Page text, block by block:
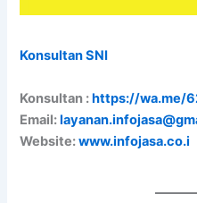
Konsultan SNI
Konsultan :https://wa.me/
Email:
Website:www.infojasa.co.i